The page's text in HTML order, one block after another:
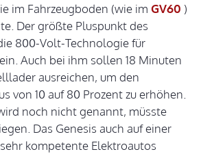
im Fahrzeugboden (wie im GV60 )
Der größte Pluspunkt des
800-Volt-Technologie für
Auch bei ihm sollen 18 Minuten
ausreichen, um den
von 10 auf 80 Prozent zu erhöhen.
noch nicht genannt, müsste
Das Genesis auch auf einer
kompetente Elektroautos